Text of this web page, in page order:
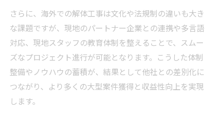
さらに、海外での解体工事は文化や法規制の違いも大き
な課題ですが、現地のパートナー企業との連携や多言語
対応、現地スタッフの教育体制を整えることで、スムー
ズなプロジェクト進行が可能となります。こうした体制
整備やノウハウの蓄積が、結果として他社との差別化に
つながり、より多くの大型案件獲得と収益性向上を実現
します。